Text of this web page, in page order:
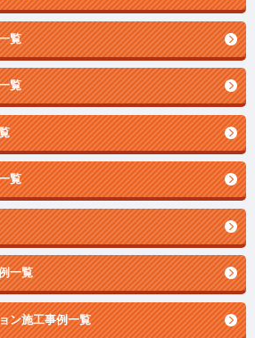
覧
覧
覧
一覧
ン施工事例一覧